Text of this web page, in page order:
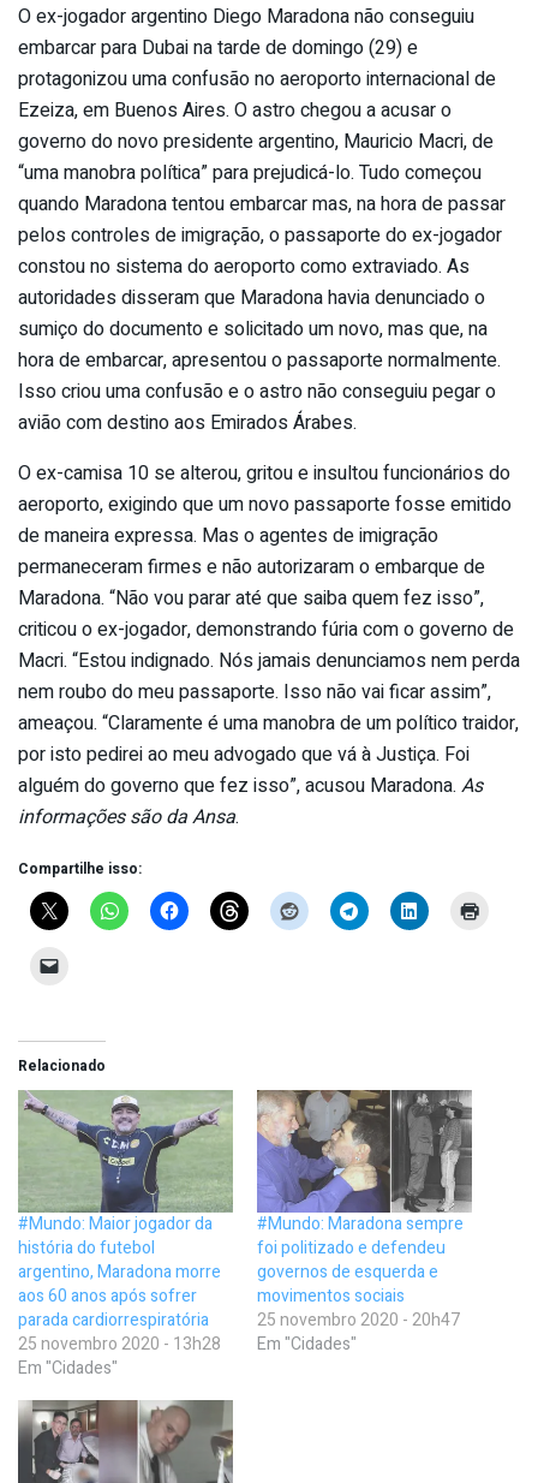
O ex-jogador argentino Diego Maradona não conseguiu
embarcar para Dubai na tarde de domingo (29) e
protagonizou uma confusão no aeroporto internacional de
Ezeiza, em Buenos Aires. O astro chegou a acusar o
governo do novo presidente argentino, Mauricio Macri, de
“uma manobra política” para prejudicá-lo. Tudo começou
quando Maradona tentou embarcar mas, na hora de passar
pelos controles de imigração, o passaporte do ex-jogador
constou no sistema do aeroporto como extraviado. As
autoridades disseram que Maradona havia denunciado o
sumiço do documento e solicitado um novo, mas que, na
hora de embarcar, apresentou o passaporte normalmente.
Isso criou uma confusão e o astro não conseguiu pegar o
avião com destino aos Emirados Árabes.
O ex-camisa 10 se alterou, gritou e insultou funcionários do
aeroporto, exigindo que um novo passaporte fosse emitido
de maneira expressa. Mas o agentes de imigração
permaneceram firmes e não autorizaram o embarque de
Maradona. “Não vou parar até que saiba quem fez isso”,
criticou o ex-jogador, demonstrando fúria com o governo de
Macri. “Estou indignado. Nós jamais denunciamos nem perda
nem roubo do meu passaporte. Isso não vai ficar assim”,
ameaçou. “Claramente é uma manobra de um político traidor,
por isto pedirei ao meu advogado que vá à Justiça. Foi
alguém do governo que fez isso”, acusou Maradona. As
informações são da Ansa.
Compartilhe isso:
Relacionado
#Mundo: Maior jogador da
história do futebol
argentino, Maradona morre
aos 60 anos após sofrer
parada cardiorrespiratória
25 novembro 2020 - 13h28
Em "Cidades"
#Mundo: Maradona sempre
foi politizado e defendeu
governos de esquerda e
movimentos sociais
25 novembro 2020 - 20h47
Em "Cidades"